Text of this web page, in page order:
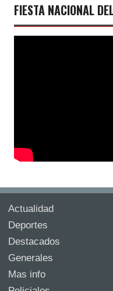
FIESTA NACIONAL
Actualidad
Deportes
Destacados
Generales
Mas info